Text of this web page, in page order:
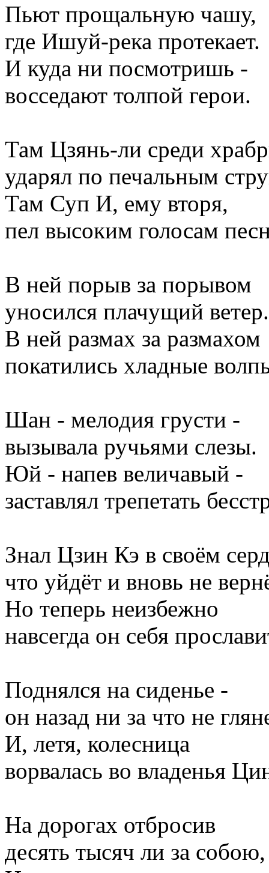
Пьют прощальную чашу,
где Ишуй-река протекает.
И куда ни посмотришь -
восседают толпой герои.
Там Цзянь-ли среди
ударял по печальным
Там Суп И, ему вторя,
пел высоким голосам
В ней порыв за порывом
уносился плачущий ветер.
В ней размах за размахом
покатились хладные
Шан - мелодия грусти -
вызывала ручьями слезы.
Юй - напев величавый -
заставлял трепетать
Знал Цзин Кэ в своём
что уйдёт и вновь не
Но теперь неизбежно
навсегда он себя
Поднялся на сиденье -
он назад ни за что не
И, летя, колесница
ворвалась во владенья
На дорогах отбросив
десять тысяч ли за собою,